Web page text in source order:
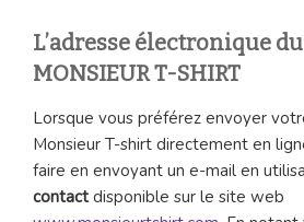
L’adresse électronique
MONSIEUR T-SHIRT
Lorsque vous préférez envoyer
Monsieur T-shirt directement en
faire en envoyant un e-mail en
contactdisponible sur le site web